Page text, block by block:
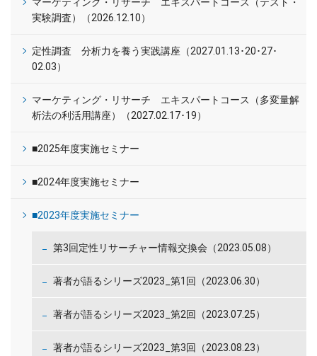
実験調査）（2026.12.10）
定性調査 分析力を養う実践講座（2027.01.13･20･27･
02.03）
マーケティング・リサーチ エキスパートコース（多変量解
析法の利活用講座）（2027.02.17･19）
■2025年度実施セミナー
■2024年度実施セミナー
■2023年度実施セミナー
第3回定性リサーチャー情報交換会（2023.05.08）
著者が語るシリーズ2023_第1回（2023.06.30）
著者が語るシリーズ2023_第2回（2023.07.25）
著者が語るシリーズ2023_第3回（2023.08.23）